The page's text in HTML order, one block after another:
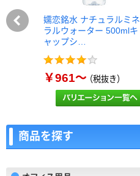
嬬恋銘水 ナチュラルミネ
ラルウォーター 500mlキ
ャップシ…
￥961～（税抜き）
商品を探す